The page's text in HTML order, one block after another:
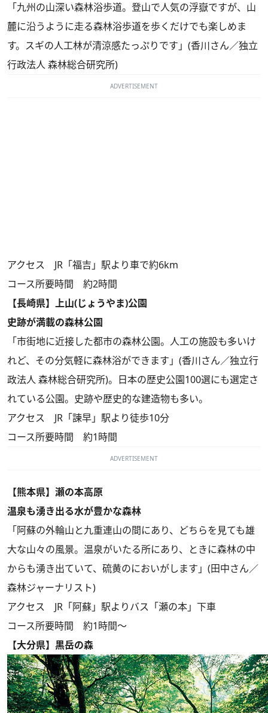
「九州の山深い森林浴歩道。登山で人気の浮嶽ですが、山
麓に沿うように走る森林浴歩道を歩くだけでも楽しめま
す。スギの人工林が清涼感たっぷりです」(香川さん／独立
行政法人 森林総合研究所)
ADVERTISEMENT
アクセス JR「福吉」駅より車で約6km
コース所要時間 約2時間
【長崎県】上山(じょうやま)公園
史跡が満載の森林公園
「市街地に近接した都市の森林公園。人工の施設も多いけ
れど、その分気軽に森林浴ができます」(香川さん／独立行
政法人 森林総合研究所)。日本の歴史公園100選にも選定さ
れている公園。史跡や歴史的な建造物も多い。
アクセス JR「諫早」駅より徒歩10分
コース所要時間 約1時間
ADVERTISEMENT
【熊本県】瀬の本高原
温泉も湧き出る水が豊かな森林
「阿蘇の外輪山と九重連山の間にあり、どちらを見ても雄
大な山々の風景。温泉がいたる所にあり、ときに森林の中
からも湧き出ていて、硫黄のにおいがします」(田中さん／
森林ジャーナリスト)
アクセス JR「阿蘇」駅よりバス「瀬の本」下車
コース所要時間 約1時間～
【大分県】黒岳の森